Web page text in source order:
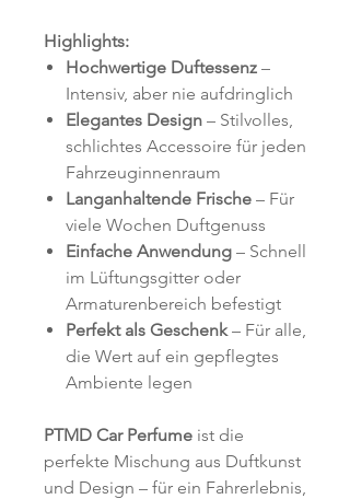
Highlights:
Hochwertige Duftessenz –
Intensiv, aber nie aufdringlich
Elegantes Design – Stilvolles,
schlichtes Accessoire für jeden
Fahrzeuginnenraum
Langanhaltende Frische – Für
viele Wochen Duftgenuss
Einfache Anwendung – Schnell
im Lüftungsgitter oder
Armaturenbereich befestigt
Perfekt als Geschenk – Für alle,
die Wert auf ein gepflegtes
Ambiente legen
PTMD Car Perfume ist die
perfekte Mischung aus Duftkunst
und Design – für ein Fahrerlebnis,